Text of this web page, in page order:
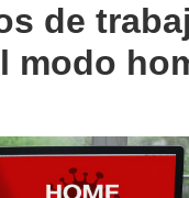
de
modo